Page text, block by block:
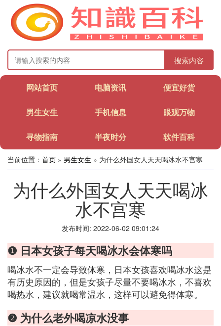
搜索内容
网站首页 电脑资讯 便宜好货
男生女生 手机信息 眼观万物
寻物指南 半夜时分 软件百科
当前位置： 首页 » 男生女生 » 为什么外国女人天天喝冰水不宫寒
为什么外国女人天天喝冰
水不宫寒
发布时间: 2022-06-02 09:01:24
❶ 日本女孩子每天喝冰水会体寒吗
喝冰水不一定会导致体寒，日本女孩喜欢喝冰水这是
有历史原因的，但是女孩子尽量不要喝冰水，不喜欢
喝热水，建议就喝常温水，这样可以避免得体寒。
❷ 为什么老外喝凉水没事